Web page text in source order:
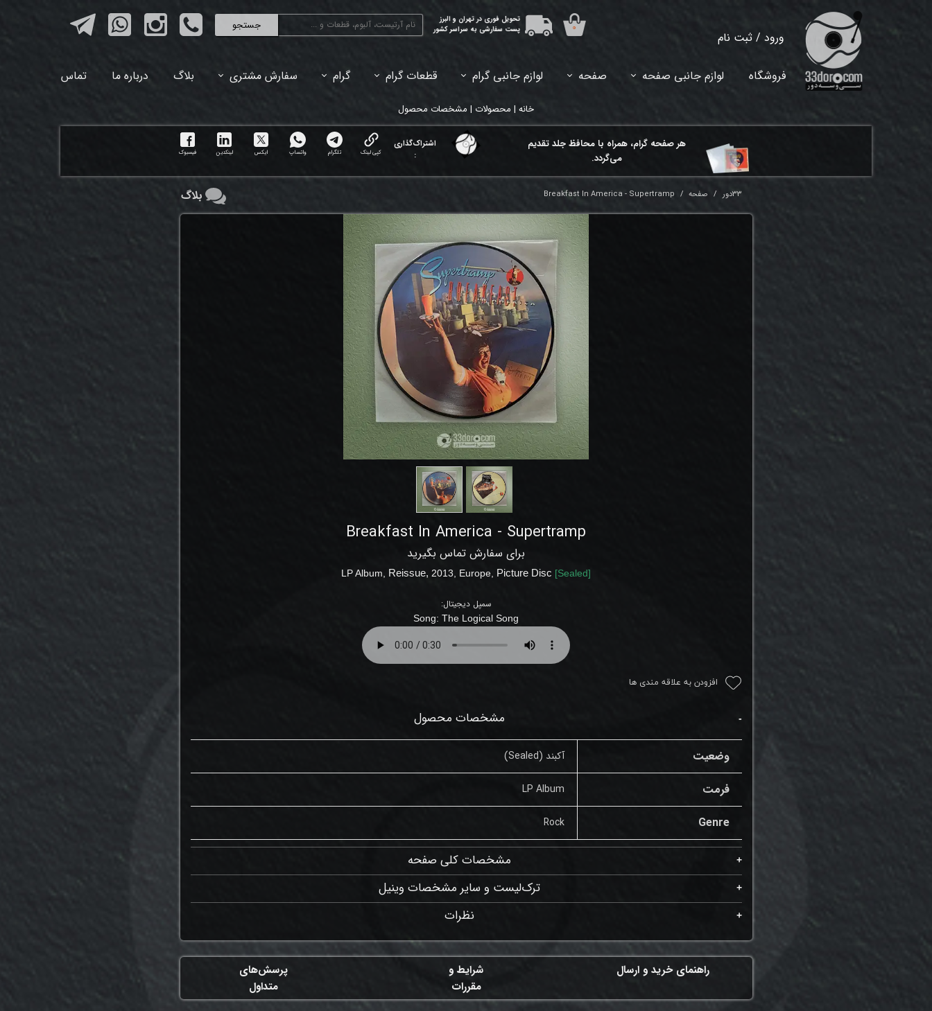
جستجو
ورود / ثبت نام
خروج از حساب کاربری
تحویل فوری در تهران و البرز
پست سفارشی به سراسر کشور
۰
فروشگاه لوازم جانبی صفحه صفحه لوازم جانبی گرام قطعات گرام گرام سفارش مشتری بلاگ درباره ما تماس
خانه | محصولات | مشخصات محصول
هر ​صفحه گرام، همراه با محافظ جلد تقدیم
می‌گردد.
اشتراک‌گذاری
:
کپی لینک تلگرام واتساپ ایکس لینکدین فیسبوک
33دور صفحه Breakfast In America - Supertramp
Breakfast In America - Supertramp
برای سفارش تماس بگیرید
LP Album, Reissue, 2013, Europe, Picture Disc [Sealed]
سمپل دیجیتال:
Song: The Logical Song
افزودن به علاقه مندی ها
مشخصات محصول
وضعیت آکبند (Sealed)
فرمت LP Album
Genre
Rock
مشخصات کلی صفحه
ترک‌لیست و سایر مشخصات وینیل
نظرات
بلاگ
شرایط و
مقررات
راهنمای خرید و ارسال
پرسش‌های
متداول